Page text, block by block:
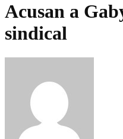
Acusan a
sindical